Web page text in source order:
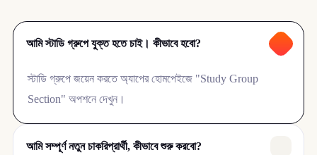
আমি স্টাডি গ্রুপে যুক্ত হতে চাই। কীভাবে হবো?
স্টাডি গ্রুপে জয়েন করতে অ্যাপের হোমপেইজে "Study Group
Section" অপশনে দেখুন।
আমি সম্পূর্ণ নতুন চাকরিপ্রার্থী, কীভাবে শুরু করবো?